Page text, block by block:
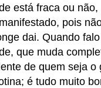
está fraca ou
pois
dai. Quando
que muda
de quem seja
é tudo muito